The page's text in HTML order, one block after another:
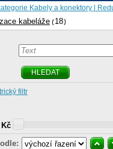
Kabely a konektory |
kabeláže 18
HLEDAT
filtr